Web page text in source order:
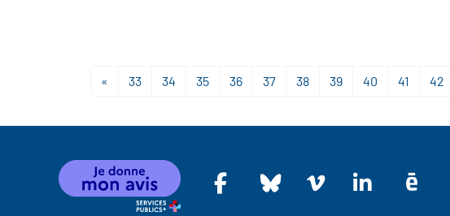
« 33 34 35 36 37 38 39 40 41 42